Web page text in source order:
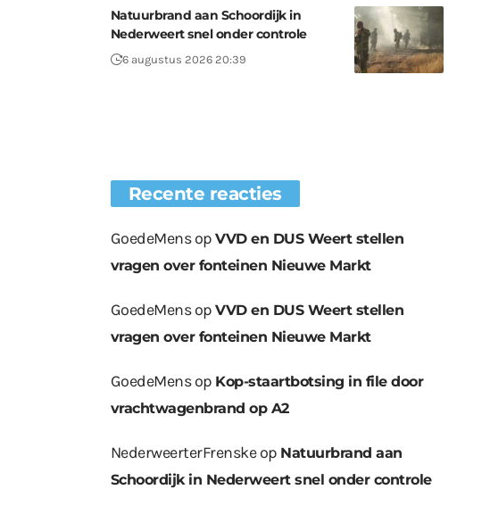
Natuurbrand aan Schoordijk in
Nederweert snel onder controle
6 augustus 2026 20:39
Recente reacties
GoedeMensopVVD en DUS Weert stellen
vragen over fonteinen Nieuwe Markt
GoedeMensopVVD en DUS Weert stellen
vragen over fonteinen Nieuwe Markt
GoedeMensop Kop-staartbotsing in file door
vrachtwagenbrand op A2
NederweerterFrenskeop Natuurbrand aan
Schoordijk in Nederweert snel onder controle